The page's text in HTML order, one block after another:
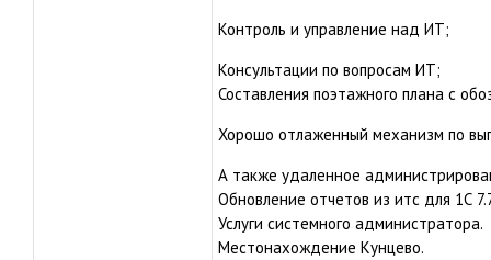
Контроль и управление над ИТ;
Консультации по вопросам ИТ;
Составления поэтажного плана с
Хорошо отлаженный механизм по
А также удаленное
Обновление отчетов из итс для 1С
Услуги системного администратора.
Местонахождение Кунцево.